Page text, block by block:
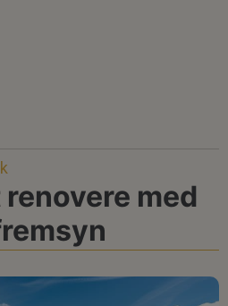
med